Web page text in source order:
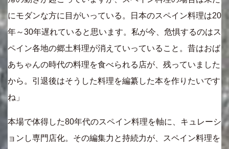
にモダンな方に目がいっている。日本のスペイン料理は20
年～30年遅れていると思います。私が今、危惧するのはス
ペイン各地の郷土料理が消えていっていること。昔はおば
あちゃんの時代の料理を食べられる店が、残っていました
から。引退後はそうした料理を編纂した本を作りたいです
ね」
本場で体得した80年代のスペイン料理を軸に、キュレーシ
ョンし専門店化。その編集力と持続力が、スペイン料理を